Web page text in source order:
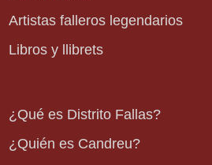
Artistas falleros legendarios
Libros y llibrets
¿Qué es Distrito Fallas?
¿Quién es Candreu?